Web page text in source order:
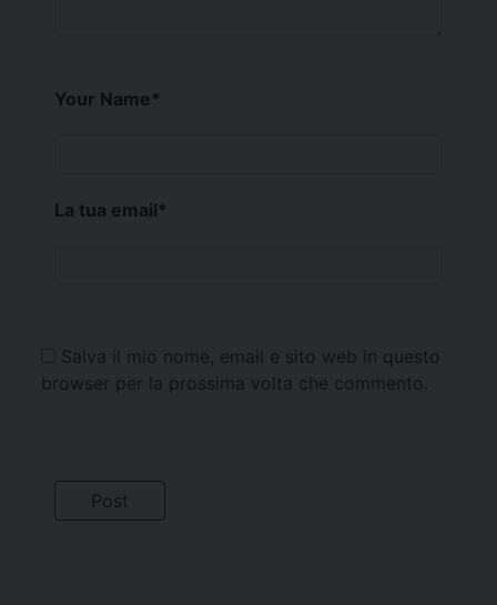
Your Name*
La tua email*
Salva il mio nome, email e sito web in questo
browser per la prossima volta che commento.